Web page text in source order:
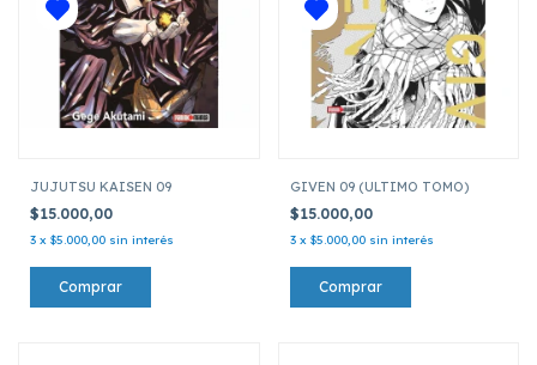
JUJUTSU KAISEN 09
$15.000,00
3 x $5.000,00 sin interés
GIVEN 09 (ULTIMO TOMO)
$15.000,00
3 x $5.000,00 sin interés